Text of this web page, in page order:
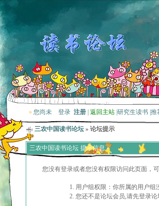
» 您尚未 登录 注册 返回主站 研究生读书 推
三农中国读书论坛 » 论坛提示
三农中国读书论坛 提示信息
您没有登录或者您没有权限访问此页面，
用户组权限：你所属的用户组
您还不是论坛会员,请先登录论